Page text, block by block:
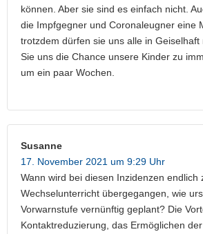
können. Aber sie sind es einfach nicht.
die Impfgegner und Coronaleugner eine
trotzdem dürfen sie uns alle in Geiselhaft
Sie uns die Chance unsere Kinder zu
um ein paar Wochen.
Susanne
17. November 2021 um 9:29 Uhr
Wann wird bei diesen Inzidenzen endlich
Wechselunterricht übergegangen, wie
Vorwarnstufe vernünftig geplant? Die
Kontaktreduzierung, das Ermöglichen